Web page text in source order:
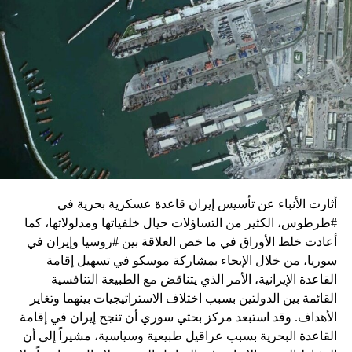
زيارة تأتي في إطار الجهود الدبلوماسية المكثفة التي تبذلها
واشنطن للدفع بالمفاوضات والتوصل إلى اتفاق لوقف لإطلاق
النار في غزة.
ويبدو أن نتنياهو استبق زيارة بلينكن لإسرائيل بالتأكيد على أن
الضغوط يجب أن تتوجه إلى حماس، وليس على حكومته.
كما وقال بيان من مكتب نتنياهو إنه مصر على بقاء القوات
الإسرائيلية في محور فيلادلفيا “لمنع الإرهابيين من إعادة
التسلح”.
وفي هذا السياق، قال الكاتب والباحث السياسي الفلسطيني
جمال زقوت في حديث لـ”سكاي نيوز عربية”:
حماس ليست عقبة في المفاوضات وأي حديث من هذا
القبيل تجني على الموقف الفلسطيني.
المعضلة الأساسية هي أن نتنياهو يعرض المجتمع
الإسرائيلي والمنطقة للخطر.
أثارت الأنباء عن تأسيس إيران قاعدة عسكرية بحرية في
#طرطوس، الكثير من التساؤلات حيال خلفياتها ومدلولاتها، كما
أعادت خلط الأوراق في ما خص العلاقة بين #روسيا وإيران في
سوريا، من خلال الإيحاء بمشاركة موسكو في تسهيل إقامة
القاعدة الإيرانية، الأمر الذي يتناقض مع الطبيعة التنافسية
القائمة بين الدولتين بسبب اختلاف الاستراتيجيات بينهما وتغاير
الأهداف. وقد استبعد مركز بحثي سوري أن تنجح إيران في إقامة
القاعدة البحرية بسبب عراقيل طبيعية وسياسية، مشيراً إلى أن